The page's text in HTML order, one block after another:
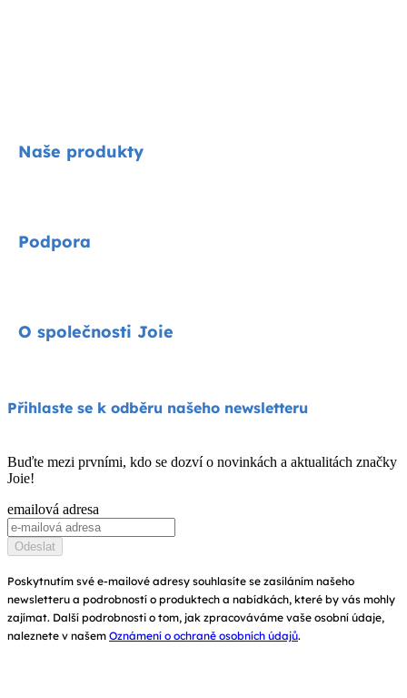
Naše produkty
Kočárky
Houpátka a lehátka
Dětské postýlky a kolébky
Podpora
Záruka
Návod k obsluze
Mapa stránek
O společnosti Joie
O nás
Najít obchody
Zaregistrujte svůj výrobek
Přihlaste se k odběru našeho newsletteru
Buďte mezi prvními, kdo se dozví o novinkách a aktualitách značky
Joie!
emailová adresa
Odeslat
Poskytnutím své e-mailové adresy souhlasíte se zasíláním našeho
newsletteru a podrobností o produktech a nabídkách, které by vás mohly
zajímat. Další podrobnosti o tom, jak zpracováváme vaše osobní údaje,
naleznete v našem Oznámení o ochraně osobních údajů.